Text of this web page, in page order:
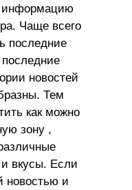
информацию
Чаще всего
последние
новостей
Тем
как можно
зону ,
и вкусы. Если
новостью и